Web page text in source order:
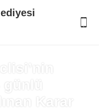
günlü
Karar